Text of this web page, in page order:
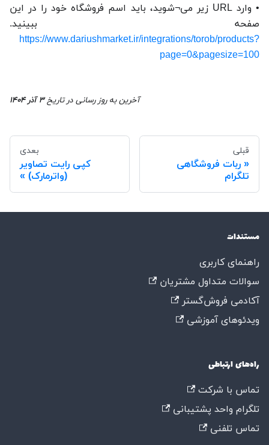
• وارد URL زیر می¬شوید، باید اسم فروشگاه خود را در این
صفحه ببینید.
https://www.dariushmarket.ir/integrations/torob/products?
page=0&pagesize=100
آخرین به روز رسانی در تاریخ۳ آذر ۱۴۰۴
قبلی
ربات فروشگاهی
تلگرام
بعدی
کپی رایت تصاویر
(واترمارک)
مستندات
راهنمای کاربری
سوالات متداول مشتریان
آکادمی فروش‌گستر
ویدئوهای آموزشی
راه‌های ارتباطی
تماس با شرکت
تلگرام واحد پشتیبانی
تماس تلفنی